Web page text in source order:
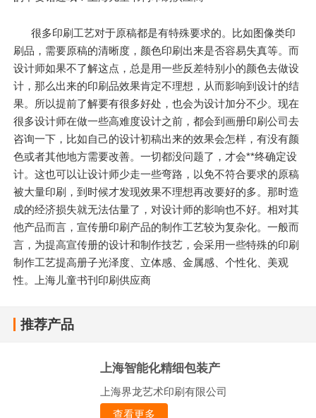
很多印刷工艺对于原稿都是有特殊要求的。比如图像类印
刷品，需要原稿的清晰度，颜色印刷出来是否容易失真等。而
设计师如果不了解这点，总是用一些反差特别小的颜色去做设
计，那么出来的印刷品效果肯定不理想，从而影响到设计的结
果。所以提前了解要有很多好处，也会为设计加分不少。现在
很多设计师在做一些高难度设计之前，都会到画册印刷公司去
咨询一下，比如自己的设计初稿出来的效果会怎样，有没有颜
色或者其他地方需要改善。一切都没问题了，才会**终确定设
计。这也可以让设计师少走一些弯路，以免不符合要求的原稿
被大量印刷，到时候才发现效果不理想再改要好的多。那时造
成的经济损失就无法估量了，对设计师的影响也不好。相对其
他产品而言，宣传册印刷产品的制作工艺较为复杂化。一般而
言，为提高宣传册的设计和制作技艺，会采用一些特殊的印刷
制作工艺提高册子光泽度、立体感、金属感、个性化、美观
性。上海儿童书刊印刷供应商
推荐产品
上海智能化精细包装产
上海界龙艺术印刷有限公司
查看更多